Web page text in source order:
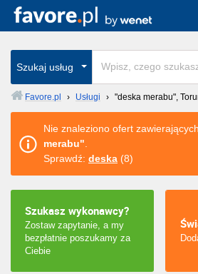
Szukaj usług
Favore.pl › Usługi › "deska merabu",
Nie znaleziono ofert
merabu"
Sprawdź: deska (8)
Szukasz wykonawcy?
Zostaw zapytanie, a my
bezpłatnie poszukamy za
Ciebie
Cała Polska
wszystkie w całym kraju
Warszawa
Wrocław
Poznań
Łódź